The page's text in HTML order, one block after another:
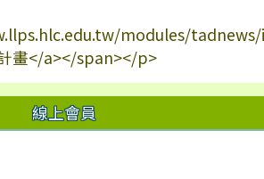
modules/
畫</a></span></p>
線上會員